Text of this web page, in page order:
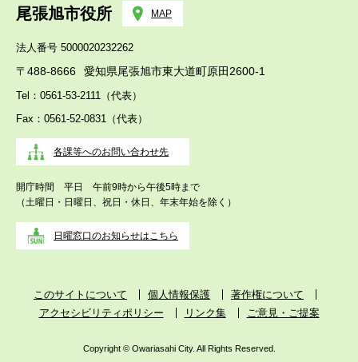
尾張旭市役所 MAP
法人番号 5000020232262
〒488-8666 愛知県尾張旭市東大道町原田2600-1
Tel：0561-53-2111（代表）
Fax：0561-52-0831（代表）
各課等へのお問い合わせ先
開庁時間 平日 午前9時から午後5時まで
（土曜日・日曜日、祝日・休日、年末年始を除く）
日曜窓口のお知らせはこちら
このサイトについて 個人情報保護
著作権について
アクセシビリティポリシー
リンク集 ご意見・ご提案
Copyright © Owariasahi City. All Rights Reserved.